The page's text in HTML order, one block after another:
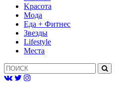
Kрасота
Мода
Еда + Фитнес
Звезды
Lifestyle
Mеста